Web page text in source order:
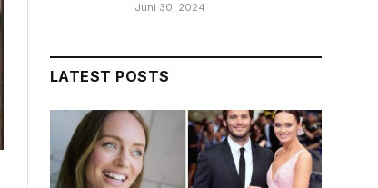
Juni 30, 2024
LATEST POSTS